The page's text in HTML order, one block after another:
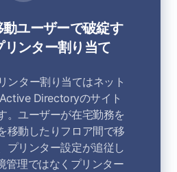
動ユーザーで破綻す
リンター割り当て
ンター割り当てはネット
Directoryのサイト
。ユーザーが在宅勤務を
移動したりフロア間で移
プリンター設定が追従し
管理ではなくプリンター